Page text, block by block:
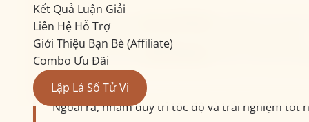
Kết Quả Luận Giải
Liên Hệ Hỗ Trợ
Giới Thiệu Bạn Bè (Affiliate)
Combo Ưu Đãi
Lập Lá Số Tử Vi
Bản luận giải
xoá và bạn cần tạo yêu cầu luận giải lại từ đầu.
Đối với các bài
Ngoài ra, nhằm duy trì tốc độ và trải nghiệm tốt